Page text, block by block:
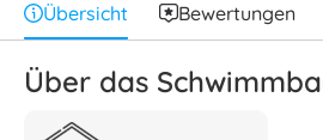
Übersicht Bewertungen
Über das